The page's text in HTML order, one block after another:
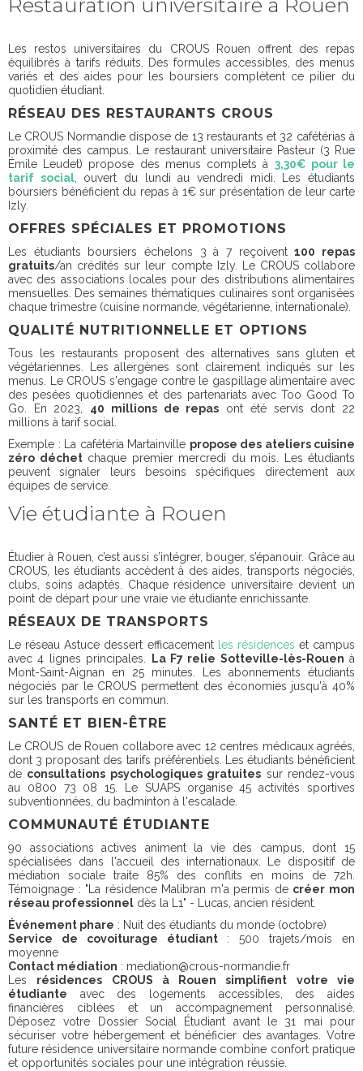
Restauration universitaire à Rouen
Les restos universitaires du CROUS Rouen offrent des repas
équilibrés à tarifs réduits. Des formules accessibles, des menus
variés et des aides pour les boursiers complètent ce pilier du
quotidien étudiant.
RÉSEAU DES RESTAURANTS CROUS
Le CROUS Normandie dispose de 13 restaurants et 32 cafétérias à
proximité des campus. Le restaurant universitaire Pasteur (3 Rue
Émile Leudet) propose des menus complets à 3,30€ pour le
tarif social, ouvert du lundi au vendredi midi. Les étudiants
boursiers bénéficient du repas à 1€ sur présentation de leur carte
Izly.
OFFRES SPÉCIALES ET PROMOTIONS
Les étudiants boursiers échelons 3 à 7 reçoivent100 repas
gratuits/an crédités sur leur compte Izly. Le CROUS collabore
avec des associations locales pour des distributions alimentaires
mensuelles. Des semaines thématiques culinaires sont organisées
chaque trimestre (cuisine normande, végétarienne, internationale).
QUALITÉ NUTRITIONNELLE ET OPTIONS
Tous les restaurants proposent des alternatives sans gluten et
végétariennes. Les allergènes sont clairement indiqués sur les
menus. Le CROUS s'engage contre le gaspillage alimentaire avec
des pesées quotidiennes et des partenariats avec Too Good To
Go. En 2023, 40 millions de repas ont été servis dont 22
millions à tarif social.
Exemple : La cafétéria Martainville propose des ateliers cuisine
zéro déchetchaque premier mercredi du mois. Les étudiants
peuvent signaler leurs besoins spécifiques directement aux
équipes de service.
Vie étudiante à Rouen
Étudier à Rouen, c’est aussi s’intégrer, bouger, s’épanouir. Grâce au
CROUS, les étudiants accèdent à des aides, transports négociés,
clubs, soins adaptés. Chaque résidence universitaire devient un
point de départ pour une vraie vie étudiante enrichissante.
RÉSEAUX DE TRANSPORTS
Le réseau Astuce dessert efficacement les résidences et campus
avec 4 lignes principales.
La F7 relie Sotteville-lès-Rouen à
Mont-Saint-Aignan en 25 minutes. Les abonnements étudiants
négociés par le CROUS permettent des économies jusqu'à 40%
sur les transports en commun.
SANTÉ ET BIEN-ÊTRE
Le CROUS de Rouen collabore avec 12 centres médicaux agréés,
dont 3 proposant des tarifs préférentiels. Les étudiants bénéficient
de consultations psychologiques gratuites sur rendez-vous
au 0800 73 08 15. Le SUAPS organise 45 activités sportives
subventionnées, du badminton à l'escalade.
COMMUNAUTÉ ÉTUDIANTE
90 associations actives animent la vie des campus, dont 15
spécialisées dans l'accueil des internationaux. Le dispositif de
médiation sociale traite 85% des conflits en moins de 72h.
Témoignage : "La résidence Malibran m'a permis de créer mon
réseau professionnel dès la L1" - Lucas, ancien résident.
Événement phare : Nuit des étudiants du monde (octobre)
Service de covoiturage étudiant: 500 trajets/mois en
moyenne
Contact médiation : mediation@crous-normandie.fr
Les résidences CROUS à Rouen simplifient votre vie
étudiante avec des logements accessibles, des aides
financières ciblées et un accompagnement personnalisé.
Déposez votre Dossier Social Étudiant avant le 31 mai pour
sécuriser votre hébergement et bénéficier des avantages. Votre
future résidence universitaire normande combine confort pratique
et opportunités sociales pour une intégration réussie.